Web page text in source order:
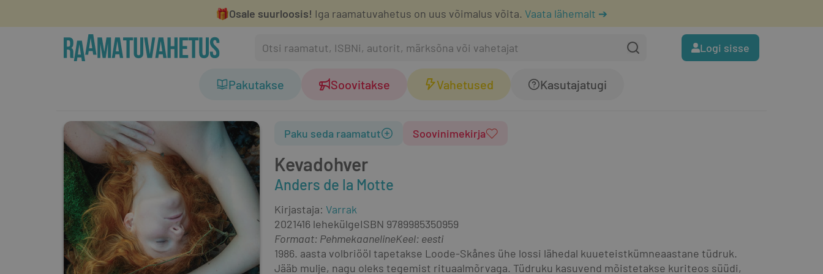
🎁Osale suurloosis! Iga raamatuvahetus on uus võimalus võita. Vaata lähemalt ➔
Logi sisse
Pakutakse Soovitakse Vahetused Kasutajatugi
Kevadohver
Anders de la Motte
Paku seda raamatut Soovinimekirja
Kirjastaja: Varrak
2021416 lehekülgeISBN 9789985350959
Formaat: PehmekaanelineKeel: eesti
1986. aasta volbriööl tapetakse Loode-Skånes ühe lossi lähedal kuueteistkümneaastane tüdruk.
Jääb mulje, nagu oleks tegemist rituaalmõrvaga. Tüdruku kasuvend mõistetakse kuriteos süüdi,